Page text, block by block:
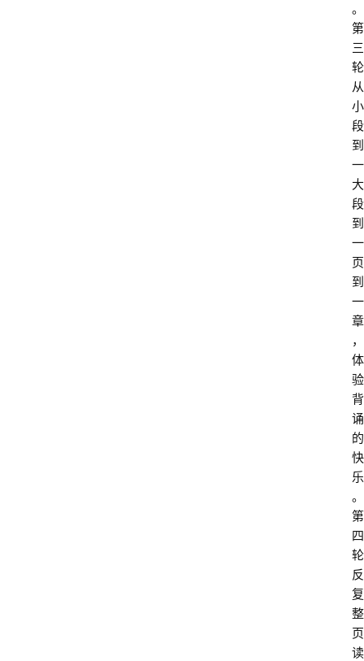
。
第
三
轮
从
小
段
到
一
大
段
到
一
页
到
一
章
，
体
验
背
诵
的
快
乐
。
第
四
轮
反
复
整
页
读